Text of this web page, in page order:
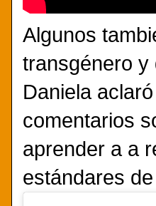
Algunos
transgénero y
Daniela
comentarios
aprender a a
estándares